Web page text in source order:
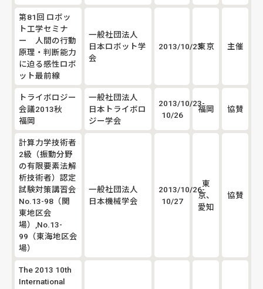
第81回 ロボッ
ト工学セミナ
ー 人間の行動
原理・判断能力
に迫る感性ロボ
ット最前線
一般社団法人
日本ロボット学
会
2013/10/23東京 主催
トライボロジー
会議2013秋
福岡
一般社団法人
日本トライボロ
ジー学会
2013/10/23-
10/26
福岡 協賛
計算力学技術者
2級（振動分野
の有限要素法解
析技術者）認定
試験対策講習会
No.13-98（関
東地区会
場）,No.13-
99（東海地区会
場）
一般社団法人
日本機械学会
2013/10/26-
10/27
東
京、
愛知
協賛
The 2013 10th
International